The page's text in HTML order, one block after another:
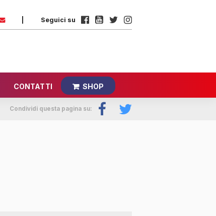
Seguici su
CONTATTI SHOP
Condividi questa pagina su: